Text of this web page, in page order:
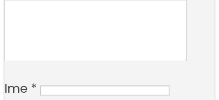
Ime *